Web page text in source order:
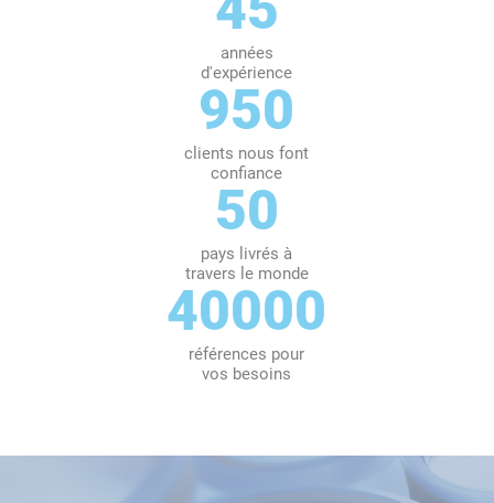
années
d'expérience
950
clients nous font
confiance
50
pays livrés à
travers le monde
40000
références pour
vos besoins